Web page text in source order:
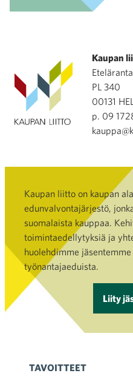
Kaupan
PL 340
00131
p. 09
Kaupan liitto on kaupan
edunvalvontajärjestö,
suomalaista kauppaa.
toimintaedellytyksiä ja
huolehdimme
työnantajaeduista.
Liity
TAVOITTEET